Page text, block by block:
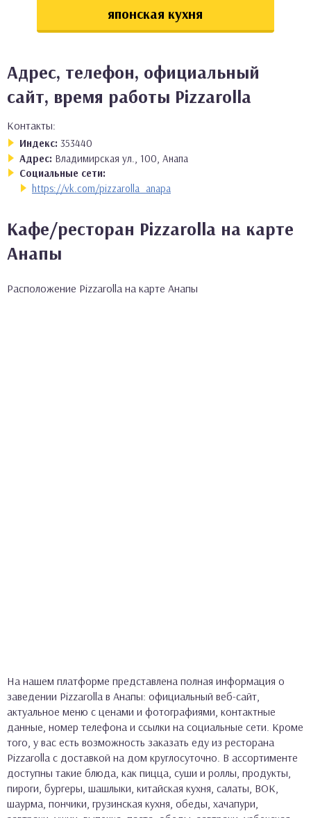
японская кухня
Адрес, телефон, официальный
сайт, время работы Pizzarolla
Контакты:
Индекс: 353440
Адрес: Владимирская ул., 100, Анапа
Социальные сети:
https://vk.com/pizzarolla_anapa
Кафе/ресторан Pizzarolla на карте
Анапы
Расположение Pizzarolla на карте Анапы
На нашем платформе представлена полная информация о
заведении Pizzarolla в Анапы: официальный веб-сайт,
актуальное меню с ценами и фотографиями, контактные
данные, номер телефона и ссылки на социальные сети. Кроме
того, у вас есть возможность заказать еду из ресторана
Pizzarolla с доставкой на дом круглосуточно. В ассортименте
доступны такие блюда, как пицца, суши и роллы, продукты,
пироги, бургеры, шашлыки, китайская кухня, салаты, ВОК,
шаурма, пончики, грузинская кухня, обеды, хачапури,